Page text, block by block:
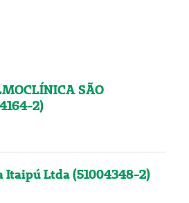
SÃO
2)
Itaipú Ltda (51004348-2)